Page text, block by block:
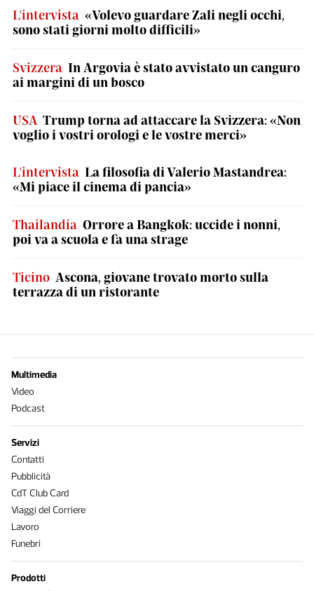
L'intervista «Volevo guardare Zali negli occhi,
sono stati giorni molto difficili»
Svizzera In Argovia è stato avvistato un canguro
ai margini di un bosco
USA Trump torna ad attaccare la Svizzera: «Non
voglio i vostri orologi e le vostre merci»
L'intervista La filosofia di Valerio Mastandrea:
«Mi piace il cinema di pancia»
Thailandia Orrore a Bangkok: uccide i nonni,
poi va a scuola e fa una strage
Ticino Ascona, giovane trovato morto sulla
terrazza di un ristorante
Multimedia
Video
Podcast
Servizi
Contatti
Pubblicità
CdT Club Card
Viaggi del Corriere
Lavoro
Funebri
Prodotti